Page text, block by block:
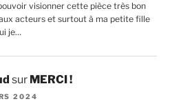
visionner cette pièce très bon
acteurs et surtout à ma petite fille
je…
sur MERCI !
2024